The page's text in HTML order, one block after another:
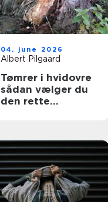
04. june 2026
Albert Pilgaard
Tømrer i hvidovre
sådan vælger du
den rette